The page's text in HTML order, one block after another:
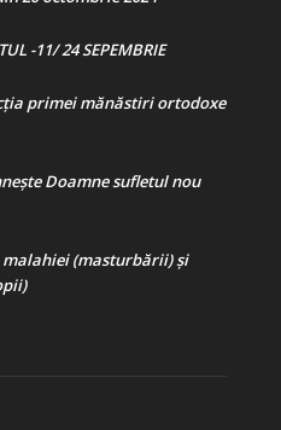
-11/ 24 SEPEMBRIE
primei mănăstiri ortodoxe
Doamne sufletul nou
malahiei (masturbării) şi